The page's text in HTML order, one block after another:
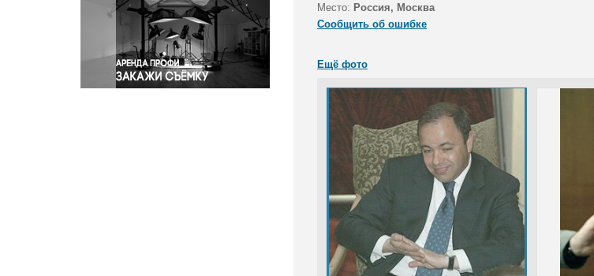
Спорт
Экология
Экономика и бизнес
Место: Россия, Москва
Сообщить об ошибке
Ещё фото